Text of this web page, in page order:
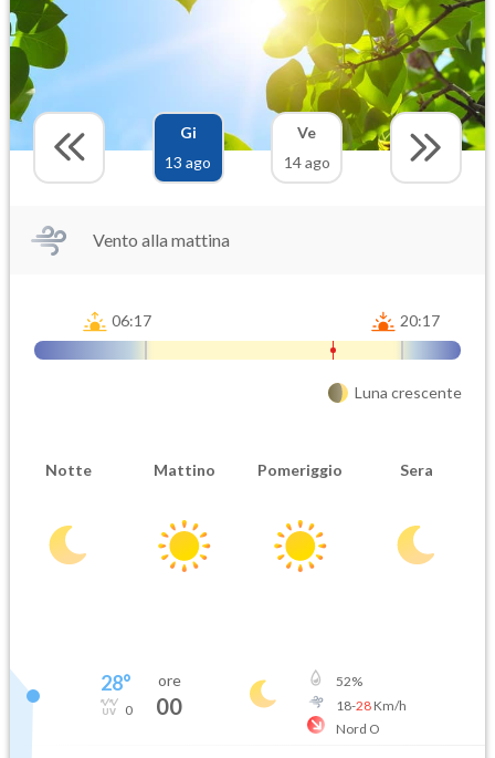
Gi
13 ago
Ve
14 ago
Vento alla mattina
06:17 20:17
Luna crescente
Notte Mattino Pomeriggio Sera
28°
0
ore
00
52%
18-28Km/h
Nord O